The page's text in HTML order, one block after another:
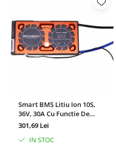
Smart BMS Litiu Ion 10S,
36V, 30A Cu Functie De
Balansare Pasiva,
301,69 Lei
IN STOC